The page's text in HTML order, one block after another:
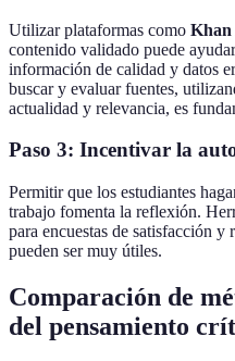
Utilizar plataformas como Khan
contenido validado puede
información de calidad y datos
buscar y evaluar fuentes,
actualidad y relevancia, es
Paso 3: Incentivar la
Permitir que los estudiantes
trabajo fomenta la reflexión.
para encuestas de satisfacción
pueden ser muy útiles.
Comparación de
del pensamiento